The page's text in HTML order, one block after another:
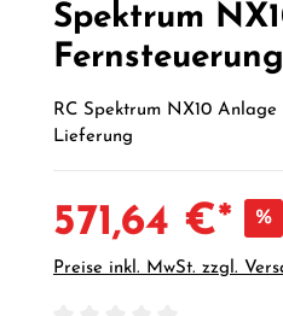
Spektrum
Fernsteuerung
RC Spektrum NX10
Lieferung
571,64 €* %
Preise inkl. MwSt. zzgl.